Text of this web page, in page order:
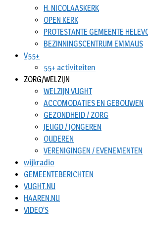
H. NICOLAASKERK
OPEN KERK
PROTESTANTE GEMEENTE
BEZINNINGSCENTRUM EMMAUS
V55+
55+ activiteiten
ZORG/WELZIJN
WELZIJN VUGHT
ACCOMODATIES EN GEBOUWEN
GEZONDHEID / ZORG
JEUGD / JONGEREN
OUDEREN
VERENIGINGEN / EVENEMENTEN
wijkradio
GEMEENTEBERICHTEN
VUGHT.NU
HAAREN.NU
VIDEO’S